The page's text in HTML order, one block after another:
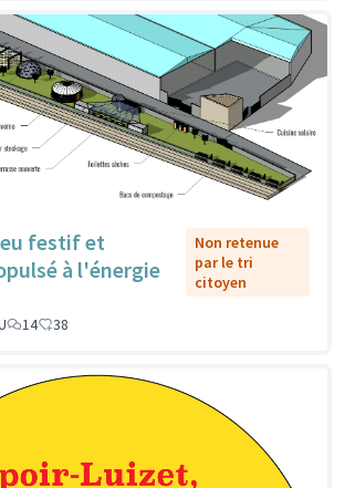
festif et
à l'énergie
Non retenue
par le tri
citoyen
14 38